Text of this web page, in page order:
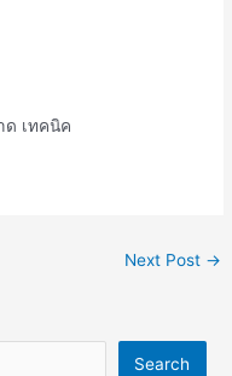
ด เทคนิค
Next Post →
Search